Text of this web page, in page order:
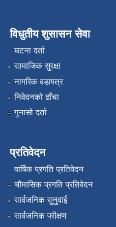
विधुतीय शुसासन सेवा
घटना दर्ता
सामाजिक सुरक्षा
नागरिक वडापत्र
निवेदनको ढाँचा
गुनासो दर्ता
प्रतिवेदन
वार्षिक प्रगति प्रतिवेदन
चौमासिक प्रगति प्रतिवेदन
सार्वजनिक सुनुवाई
सार्वजनिक परीक्षण